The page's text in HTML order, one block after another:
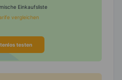
Einkaufsliste
vergleichen
testen